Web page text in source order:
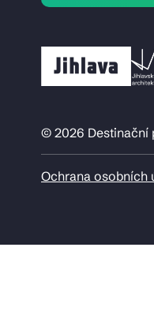
© 2026 Destinační
Ochrana osobních